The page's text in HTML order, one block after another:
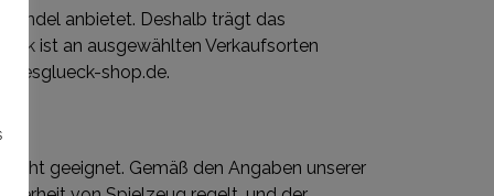
anbietet. Deshalb trägt das
ist an ausgewählten Verkaufsorten
shop.de.
geeignet. Gemäß den Angaben unserer